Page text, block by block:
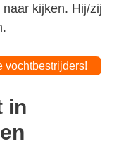
kijken. Hij/zij
vochtbestrijders!
in